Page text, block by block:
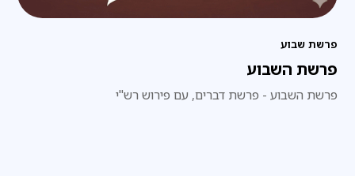
פרשת שבוע
פרשת השבוע
פרשת השבוע - פרשת דברים, עם פירוש רש"י